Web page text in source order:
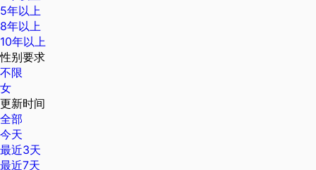
5年以上
8年以上
10年以上
性别要求
不限
女
更新时间
全部
今天
最近3天
最近7天